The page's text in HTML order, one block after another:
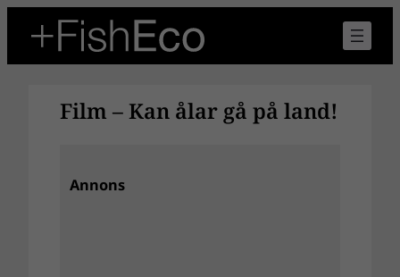
innehåll
Film – Kan ålar gå på land!
Annons